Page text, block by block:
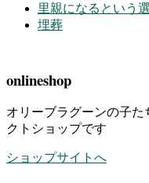
里親になるという
埋葬
onlineshop
オリーブラグーンの子
クトショップです
ショップサイトへ